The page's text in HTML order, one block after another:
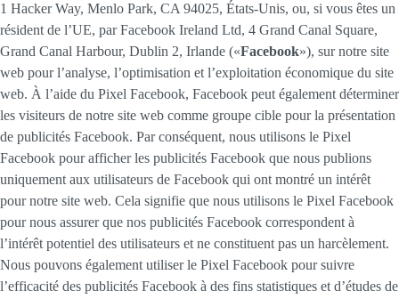
1 Hacker Way, Menlo Park, CA 94025, États-Unis, ou, si vous êtes un
résident de l’UE, par Facebook Ireland Ltd, 4 Grand Canal Square,
Grand Canal Harbour, Dublin 2, Irlande («Facebook»), sur notre site
web pour l’analyse, l’optimisation et l’exploitation économique du site
web. À l’aide du Pixel Facebook, Facebook peut également déterminer
les visiteurs de notre site web comme groupe cible pour la présentation
de publicités Facebook. Par conséquent, nous utilisons le Pixel
Facebook pour afficher les publicités Facebook que nous publions
uniquement aux utilisateurs de Facebook qui ont montré un intérêt
pour notre site web. Cela signifie que nous utilisons le Pixel Facebook
pour nous assurer que nos publicités Facebook correspondent à
l’intérêt potentiel des utilisateurs et ne constituent pas un harcèlement.
Nous pouvons également utiliser le Pixel Facebook pour suivre
l’efficacité des publicités Facebook à des fins statistiques et d’études de